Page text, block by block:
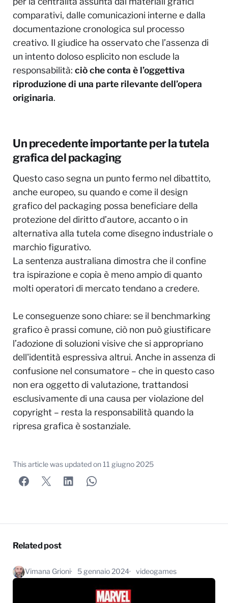
comparativi, dalle comunicazioni interne e dalla
documentazione cronologica sul processo
creativo. Il giudice ha osservato che l’assenza di
un intento doloso esplicito non esclude la
responsabilità: ciò che conta è l’oggettiva
riproduzione di una parte rilevante dell’opera
originaria.
Un precedente importante per la tutela
grafica del packaging
Questo caso segna un punto fermo nel dibattito,
anche europeo, su quando e come il design
grafico del packaging possa beneficiare della
protezione del diritto d’autore, accanto o in
alternativa alla tutela come disegno industriale o
marchio figurativo.
La sentenza australiana dimostra che il confine
tra ispirazione e copia è meno ampio di quanto
molti operatori di mercato tendano a credere.
Le conseguenze sono chiare: se il benchmarking
grafico è prassi comune, ciò non può giustificare
l’adozione di soluzioni visive che si appropriano
dell'identità espressiva altrui. Anche in assenza di
confusione nel consumatore – che in questo caso
non era oggetto di valutazione, trattandosi
esclusivamente di una causa per violazione del
copyright – resta la responsabilità quando la
ripresa grafica è sostanziale.
This article was updated on11 giugno 2025
Related post
Vimana Grioni 5 gennaio 2024 videogames